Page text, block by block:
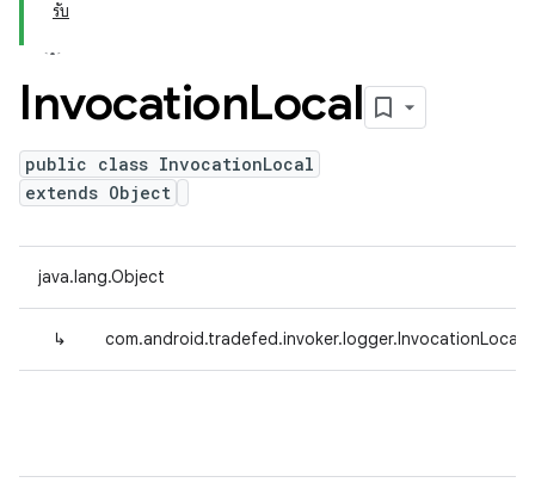
รับ
InvocationLocal
public class InvocationLocal
extends Object
java.lang.Object
↳